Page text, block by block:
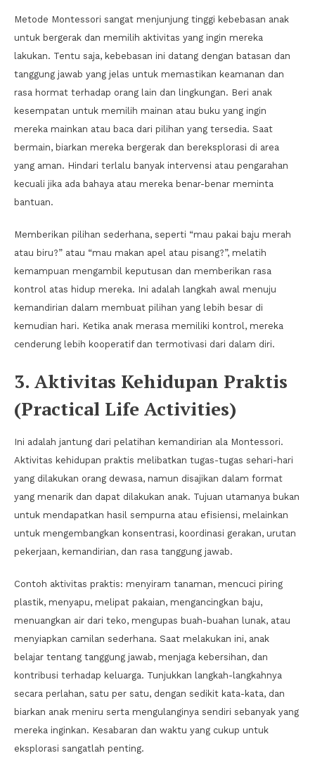
Metode Montessori sangat menjunjung tinggi kebebasan anak
untuk bergerak dan memilih aktivitas yang ingin mereka
lakukan. Tentu saja, kebebasan ini datang dengan batasan dan
tanggung jawab yang jelas untuk memastikan keamanan dan
rasa hormat terhadap orang lain dan lingkungan. Beri anak
kesempatan untuk memilih mainan atau buku yang ingin
mereka mainkan atau baca dari pilihan yang tersedia. Saat
bermain, biarkan mereka bergerak dan bereksplorasi di area
yang aman. Hindari terlalu banyak intervensi atau pengarahan
kecuali jika ada bahaya atau mereka benar-benar meminta
bantuan.
Memberikan pilihan sederhana, seperti “mau pakai baju merah
atau biru?” atau “mau makan apel atau pisang?”, melatih
kemampuan mengambil keputusan dan memberikan rasa
kontrol atas hidup mereka. Ini adalah langkah awal menuju
kemandirian dalam membuat pilihan yang lebih besar di
kemudian hari. Ketika anak merasa memiliki kontrol, mereka
cenderung lebih kooperatif dan termotivasi dari dalam diri.
3. Aktivitas Kehidupan Praktis
(Practical Life Activities)
Ini adalah jantung dari pelatihan kemandirian ala Montessori.
Aktivitas kehidupan praktis melibatkan tugas-tugas sehari-hari
yang dilakukan orang dewasa, namun disajikan dalam format
yang menarik dan dapat dilakukan anak. Tujuan utamanya bukan
untuk mendapatkan hasil sempurna atau efisiensi, melainkan
untuk mengembangkan konsentrasi, koordinasi gerakan, urutan
pekerjaan, kemandirian, dan rasa tanggung jawab.
Contoh aktivitas praktis: menyiram tanaman, mencuci piring
plastik, menyapu, melipat pakaian, mengancingkan baju,
menuangkan air dari teko, mengupas buah-buahan lunak, atau
menyiapkan camilan sederhana. Saat melakukan ini, anak
belajar tentang tanggung jawab, menjaga kebersihan, dan
kontribusi terhadap keluarga. Tunjukkan langkah-langkahnya
secara perlahan, satu per satu, dengan sedikit kata-kata, dan
biarkan anak meniru serta mengulanginya sendiri sebanyak yang
mereka inginkan. Kesabaran dan waktu yang cukup untuk
eksplorasi sangatlah penting.